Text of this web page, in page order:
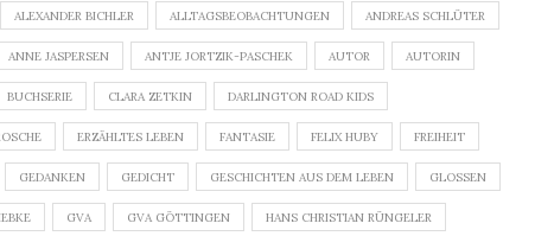
ALEXANDER BICHLER ALLTAGSBEOBACHTUNGEN ANDREAS SCHLÜTER
ANNE JASPERSEN ANTJE JORTZIK-PASCHEK AUTOR AUTORIN
BUCHSERIE CLARA ZETKIN DARLINGTON ROAD KIDS
ERZÄHLTES LEBEN FANTASIE FELIX HUBY FREIHEIT
GEDANKEN GEDICHT GESCHICHTEN AUS DEM LEBEN GLOSSEN
GVA GVA GÖTTINGEN HANS CHRISTIAN RÜNGELER